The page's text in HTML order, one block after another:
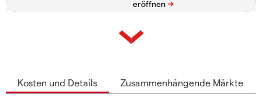
Kosten und Details Zusammenhängende Märkte